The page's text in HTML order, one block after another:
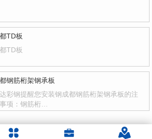
TD板
TD板
钢筋桁架钢承板
彩钢提醒您安装钢成都钢筋桁架钢承板的注
项：钢筋桁…